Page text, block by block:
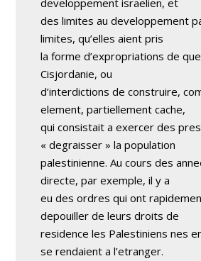
developpement israelien, et
des limites au developpement
limites, qu’elles aient pris
la forme d’expropriations de
Cisjordanie, ou
d’interdictions de construire,
element, partiellement cache,
qui consistait a exercer des
« degraisser » la population
palestinienne. Au cours des
directe, par exemple, il y a
eu des ordres qui ont
depouiller de leurs droits de
residence les Palestiniens nes
se rendaient a l’etranger.